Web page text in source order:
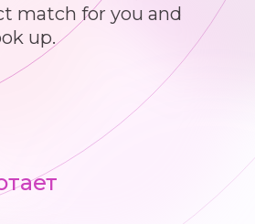
match for you and
up.